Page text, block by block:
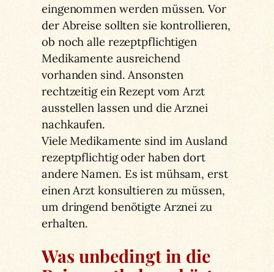
eingenommen werden müssen. Vor
der Abreise sollten sie kontrollieren,
ob noch alle rezeptpflichtigen
Medikamente ausreichend
vorhanden sind. Ansonsten
rechtzeitig ein Rezept vom Arzt
ausstellen lassen und die Arznei
nachkaufen.
Viele Medikamente sind im Ausland
rezeptpflichtig oder haben dort
andere Namen. Es ist mühsam, erst
einen Arzt konsultieren zu müssen,
um dringend benötigte Arznei zu
erhalten.
Was unbedingt in die